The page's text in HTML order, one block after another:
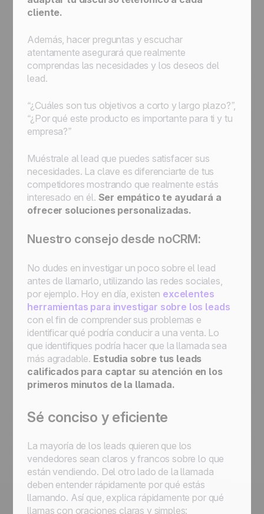
cliente.
Además, hacer preguntas y escuchar
atentamente asegurará que realmente
comprendas las necesidades y los deseos del
lead.
“¿Cuáles son tus objetivos a corto y largo plazo?”,
“¿Por qué este producto es importante para ti y tu
empresa?”
Muéstrale al lead que puedes satisfacer sus
necesidades. La clave es diferenciarte de tus
competidores mostrando que realmente estás
interesado en él. Ser empático te ayudará a
ofrecer soluciones personalizadas.
Nuestro consejo desde noCRM:
No dudes en investigar un poco sobre el lead
antes de llamarlo, utilizando las redes sociales,
por ejemplo. Hoy en día, existen excelentes
herramientas para investigar sobre los leads
con el fin de comprender sus problemas e
identificar qué podría conducir a una venta. Lo
que identifiques podría hacer que la llamada sea
más agradable. Estudia sobre tus leads
calificados para captar su atención en los
primeros minutos de la llamada.
Sé conciso y eficiente
La mayoría de los leads quieren que los
vendedores sean claros y francos sobre lo que
están vendiendo. Del otro lado de la llamada
deben entender rápidamente por qué estás
llamando. Así que, explica rápidamente por qué
llamas con oraciones claras y simples: